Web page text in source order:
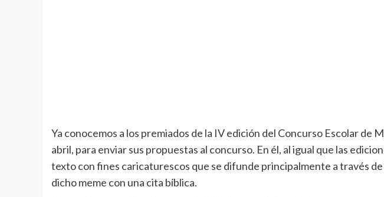
Ya conocemos a los premiados de la IV edición del Concurso Escolar de
abril, para enviar sus propuestas al concurso. En él, al igual que las
texto con fines caricaturescos que se difunde principalmente a través
dicho meme con una cita bíblica.